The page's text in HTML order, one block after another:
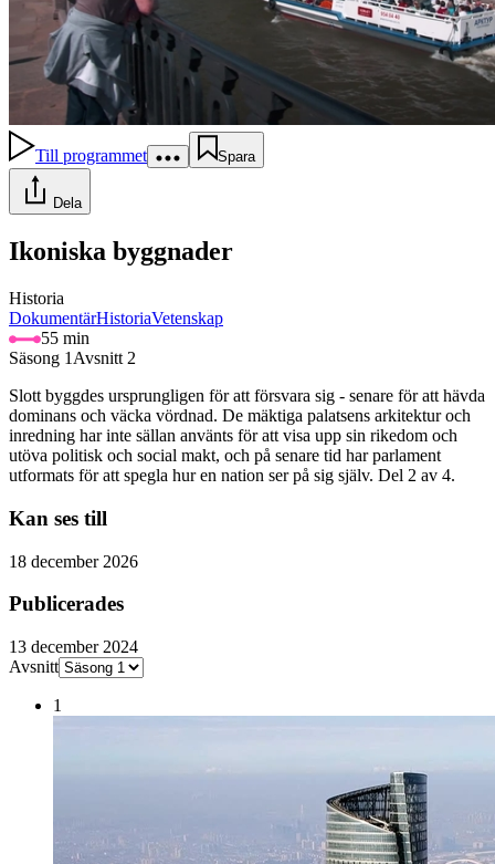
Till programmet Spara
Dela
Ikoniska byggnader
Historia
DokumentärHistoriaVetenskap
55 min
Säsong 1 Avsnitt 2
Slott byggdes ursprungligen för att försvara sig - senare för att hävda
dominans och väcka vördnad. De mäktiga palatsens arkitektur och
inredning har inte sällan använts för att visa upp sin rikedom och
utöva politisk och social makt, och på senare tid har parlament
utformats för att spegla hur en nation ser på sig själv. Del 2 av 4.
Kan ses till
18 december 2026
Publicerades
13 december 2024
Avsnitt
1